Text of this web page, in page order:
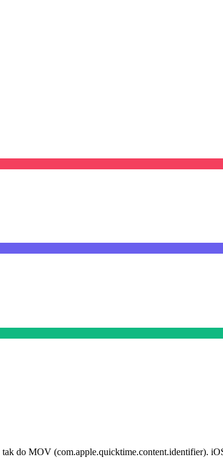
do MOV (com.apple.quicktime.content.identifier).